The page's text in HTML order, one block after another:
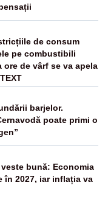
de consum
pe combustibili
de vârf se va apela
barjelor.
poate primi o
bună: Economia
în 2027, iar inflația va